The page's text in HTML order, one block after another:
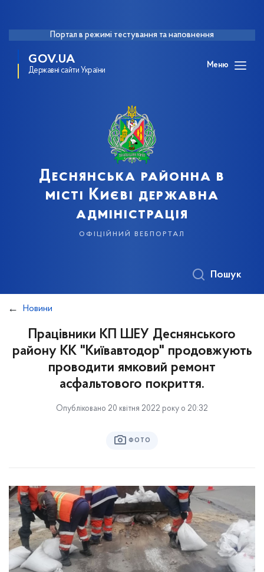
Портал в режимі тестування та наповнення
GOV.UA
Державні сайти України
Меню
Деснянська районна в
місті Києві державна
адміністрація
офіційний вебпортал
Пошук
Новини
Працівники КП ШЕУ Деснянського
району КК "Київавтодор" продовжують
проводити ямковий ремонт
асфальтового покриття.
Опубліковано 20 квітня 2022 року о 20:32
ФОТО